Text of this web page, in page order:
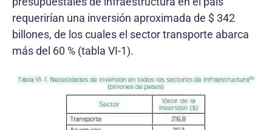
requerirían una inversión aproximada de $ 342
billones, de los cuales el sector transporte abarca
más del 60 % (tabla VI-1).